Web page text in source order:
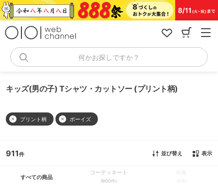
コ
ン
何かお探しですか？
キッズ(男の子) Tシャツ・カットソー (プリント柄)
プリント柄 ボーイズ
911 並び替え 表示
すべての商品
コーディネート
(900件) (0件)